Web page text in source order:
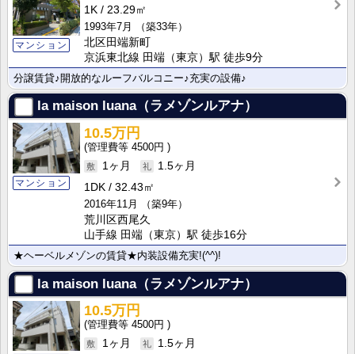
マンション
1K
23.29㎡
1993年7月
（築33年）
北区田端新町
京浜東北線 田端（東京）駅 徒歩9分
分譲賃貸♪開放的なルーフバルコニー♪充実の設備♪
la maison luana（ラメゾンルアナ）
マンション
10.5万円
4500円
1ヶ月
1.5ヶ月
1DK
32.43㎡
2016年11月
（築9年）
荒川区西尾久
山手線 田端（東京）駅 徒歩16分
★ヘーベルメゾンの賃貸★内装設備充実!(^^)!
la maison luana（ラメゾンルアナ）
10.5万円
4500円
1ヶ月
1.5ヶ月